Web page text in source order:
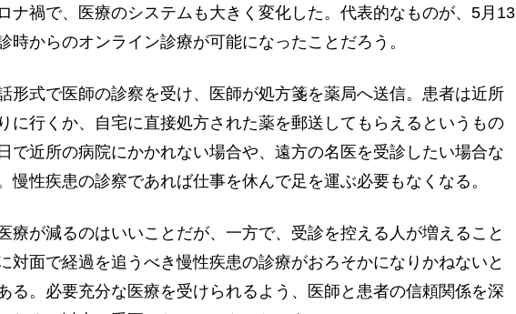
ナ禍で、医療のシステムも大きく変化した。代表的なものが、5月13
時からのオンライン診療が可能になったことだろう。
形式で医師の診察を受け、医師が処方箋を薬局へ送信。患者は近所
に行くか、自宅に直接処方された薬を郵送してもらえるというもの
で近所の病院にかかれない場合や、遠方の名医を受診したい場合な
慢性疾患の診察であれば仕事を休んで足を運ぶ必要もなくなる。
療が減るのはいいことだが、一方で、受診を控える人が増えること
対面で経過を追うべき慢性疾患の診療がおろそかになりかねないと
る。必要充分な医療を受けられるよう、医師と患者の信頼関係を深